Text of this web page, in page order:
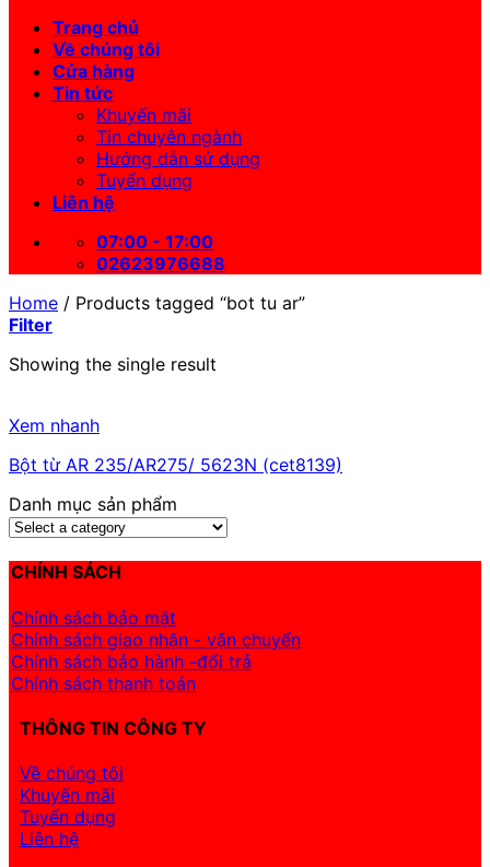
Trang chủ
Về chúng tôi
Cửa hàng
Tin tức
Khuyến mãi
Tin chuyên ngành
Hướng dẫn sử dụng
Tuyển dụng
Liên hệ
07:00 - 17:00
02623976688
Home / Products tagged “bot tu ar”
Filter
Showing the single result
Xem nhanh
Bột từ AR 235/AR275/ 5623N (cet8139)
Danh mục sản phẩm
CHÍNH SÁCH
Chính sách bảo mật
Chính sách giao nhận - vận chuyển
Chính sách bảo hành -đổi trả
Chính sách thanh toán
THÔNG TIN CÔNG TY
Về chúng tôi
Khuyến mãi
Tuyển dụng
Liên hệ